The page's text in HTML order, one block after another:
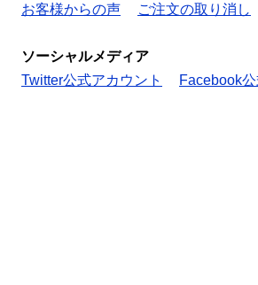
お客様からの声
ご注文の取り消し
ソーシャルメディア
Twitter公式アカウント
Facebook